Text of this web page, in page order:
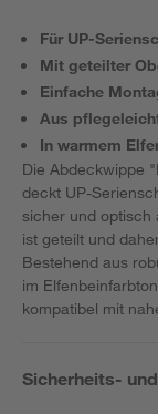
Für UP-
Mit geteilter
Einfache
Aus
In warmem
Die Abdeckwippe
deckt UP-
sicher und optisch
ist geteilt und
Bestehend aus
im
kompatibel mit
Sicherheits-